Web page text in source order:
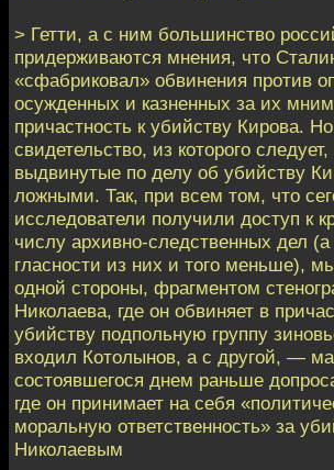
> Гетти, а с ним большинство
придерживаются мнения, что
«сфабриковал» обвинения против
осужденных и казненных за их
причастность к убийству Кирова.
свидетельство, из которого
выдвинутые по делу об убийству
ложными. Так, при всем том, что
исследователи получили доступ к
числу архивно-следственных дел
гласности из них и того меньше),
одной стороны, фрагментом
Николаева, где он обвиняет в
убийству подпольную группу
входил Котолынов, а с другой, —
состоявшегося днем раньше
где он принимает на себя
моральную ответственность» за
Николаевым